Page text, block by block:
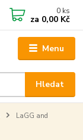
Menu
Hledat
0 ks
za 0,00 Kč
LaGG and